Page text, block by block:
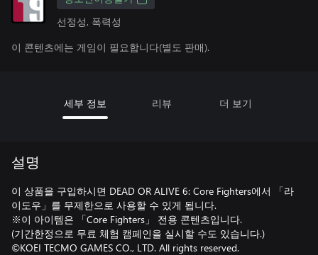
선정성, 폭력성
이 콘텐츠에는 게임이 필요합니다(별도 판매).
세부 정보 리뷰 더 보기
설명
이 상품을 구입하시면 DEAD OR ALIVE 6: Core Fighters에서 「라
이도우」를 무제한으로 사용할 수 있게 됩니다.
※이 아이템은 「Core Fighters」 전용 콘텐츠입니다.
(기간한정으로 무료 체험 캠페인을 실시할 수도 있습니다.)
©KOEI TECMO GAMES CO., LTD. All rights reserved.